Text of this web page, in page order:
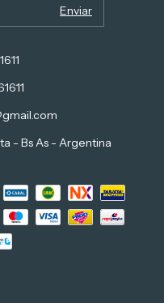
- Bs As - Argentina